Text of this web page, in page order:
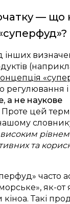
— що
інших
регулювання і
а не наукове
Проте цей
високим
та
часто
як-от
кіноа. Такі